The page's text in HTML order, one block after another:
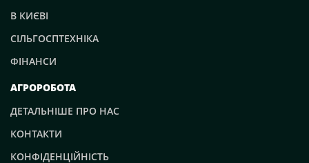
В КИЄВІ
СІЛЬГОСПТЕХНІКА
ФІНАНСИ
АГРОРОБОТА
ДЕТАЛЬНІШЕ ПРО НАС
КОНТАКТИ
КОНФІДЕНЦІЙНІСТЬ